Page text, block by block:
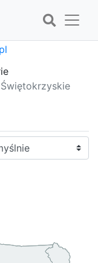
Świętokrzyskie